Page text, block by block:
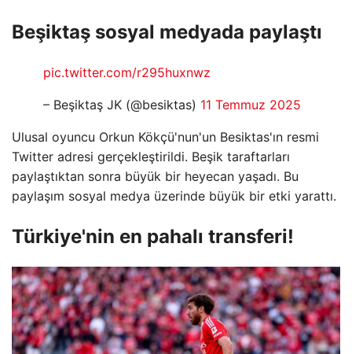
Beşiktaş sosyal medyada paylaştı
pic.twitter.com/r295huxnwz
– Beşiktaş JK (@besiktas) 11 Temmuz 2025
Ulusal oyuncu Orkun Kökçü'nun'un Besiktas'ın resmi
Twitter adresi gerçekleştirildi. Beşik taraftarları
paylaştıktan sonra büyük bir heyecan yaşadı. Bu
paylaşım sosyal medya üzerinde büyük bir etki yarattı.
Türkiye'nin en pahalı transferi!